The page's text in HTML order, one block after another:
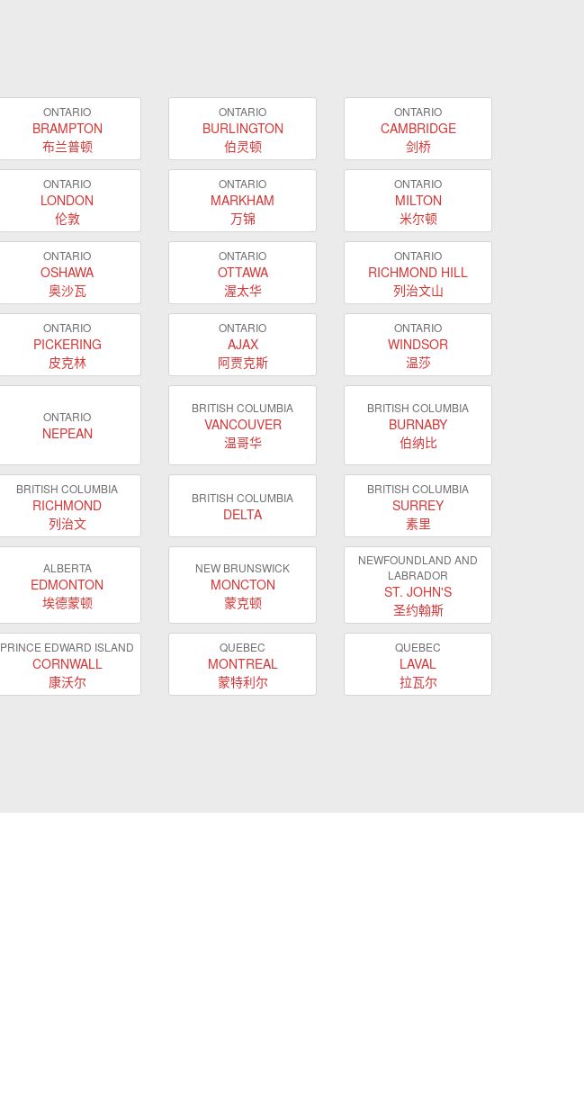
ONTARIO
BRAMPTON
布兰普顿
ONTARIO
BURLINGTON
伯灵顿
ONTARIO
CAMBRIDGE
剑桥
ONTARIO
LONDON
伦敦
ONTARIO
MARKHAM
万锦
ONTARIO
MILTON
米尔顿
ONTARIO
OSHAWA
奥沙瓦
ONTARIO
OTTAWA
渥太华
ONTARIO
RICHMOND HILL
列治文山
ONTARIO
PICKERING
皮克林
ONTARIO
AJAX
阿贾克斯
ONTARIO
WINDSOR
温莎
ONTARIO
NEPEAN
BRITISH COLUMBIA
VANCOUVER
温哥华
BRITISH COLUMBIA
BURNABY
伯纳比
BRITISH COLUMBIA
RICHMOND
列治文
BRITISH COLUMBIA
DELTA
BRITISH COLUMBIA
SURREY
素里
ALBERTA
EDMONTON
埃德蒙顿
NEW BRUNSWICK
MONCTON
蒙克顿
NEWFOUNDLAND AND
LABRADOR
ST. JOHN'S
圣约翰斯
PRINCE EDWARD ISLAND
CORNWALL
康沃尔
QUEBEC
MONTREAL
蒙特利尔
QUEBEC
LAVAL
拉瓦尔